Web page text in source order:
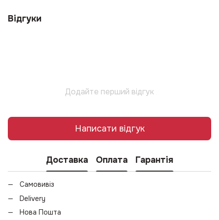
Відгуки
Додайте перший відгук
Написати відгук
Доставка Оплата Гарантія
Самовивіз
Delivery
Нова Пошта